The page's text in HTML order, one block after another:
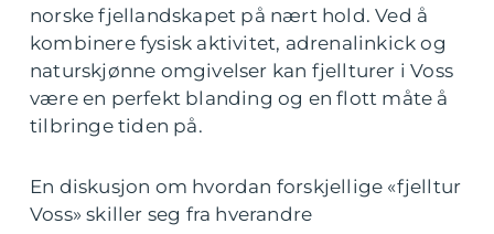
norske fjellandskapet på nært hold. Ved å
kombinere fysisk aktivitet, adrenalinkick og
naturskjønne omgivelser kan fjellturer i Voss
være en perfekt blanding og en flott måte å
tilbringe tiden på.
En diskusjon om hvordan forskjellige «fjelltur
Voss» skiller seg fra hverandre